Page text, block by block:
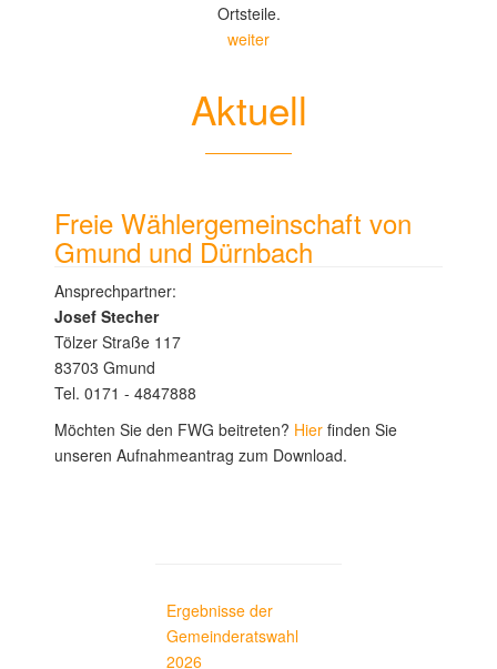
Ortsteile.
weiter
Aktuell
Freie Wählergemeinschaft von
Gmund und Dürnbach
Ansprechpartner:
Josef Stecher
Tölzer Straße 117
83703 Gmund
Tel. 0171 - 4847888
Möchten Sie den FWG beitreten? Hier finden Sie
unseren Aufnahmeantrag zum Download.
Ergebnisse der
Gemeinderatswahl
2026